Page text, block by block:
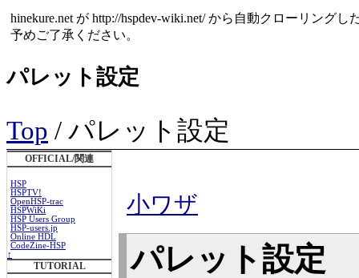
hinekure.net が http://hspdev-wiki.net/ から自動クローリング
予めご了承ください。
パレット設定
Top / パレット設定
OFFICIAL/関連
HSP
HSPTV!
OpenHSP-trac
HSPWiKi
HSP Users Group
HSP-users.jp
Online HDL
CodeZine-HSP
↑
TUTORIAL
小ワザ
パレット設定